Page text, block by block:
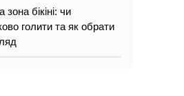
зона бікіні: чи
голити та як обрати